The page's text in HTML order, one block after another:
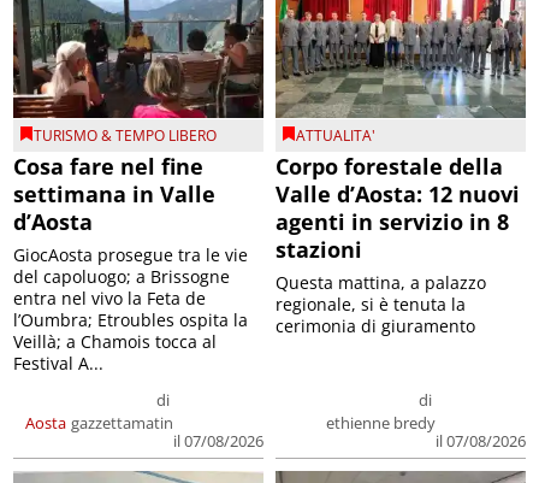
TURISMO & TEMPO LIBERO
Cosa fare nel fine
settimana in Valle
d’Aosta
Aosta
di
gazzettamatin
il 07/08/2026
GiocAosta prosegue tra le vie
del capoluogo; a Brissogne
entra nel vivo la Feta de
l’Oumbra; Etroubles ospita la
Veillà; a Chamois tocca al
Festival A...
ATTUALITA'
Corpo forestale della
Valle d’Aosta: 12 nuovi
agenti in servizio in 8
stazioni
di
ethienne bredy
il 07/08/2026
Questa mattina, a palazzo
regionale, si è tenuta la
cerimonia di giuramento